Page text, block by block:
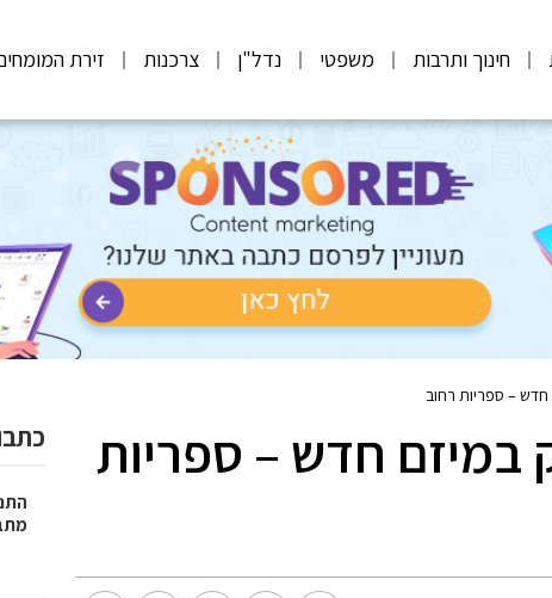
חינוך ותרבות משפטי נדל"ן צרכנות זירת
חדש – ספריות רחוב
במיזם חדש – ספריות